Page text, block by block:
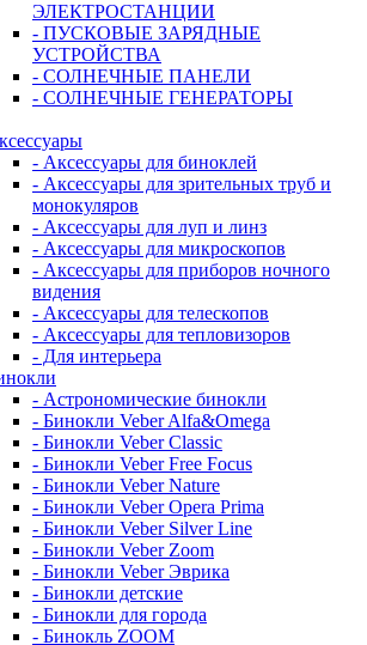
ЭЛЕКТРОСТАНЦИИ
- ПУСКОВЫЕ ЗАРЯДНЫЕ
УСТРОЙСТВА
- СОЛНЕЧНЫЕ ПАНЕЛИ
- СОЛНЕЧНЫЕ ГЕНЕРАТОРЫ
- Аксессуары для биноклей
- Аксессуары для зрительных труб и
монокуляров
- Аксессуары для луп и линз
- Аксессуары для микроскопов
- Аксессуары для приборов ночного
видения
- Аксессуары для телескопов
- Аксессуары для тепловизоров
- Для интерьера
- Астрономические бинокли
- Бинокли Veber Alfa&Omega
- Бинокли Veber Classic
- Бинокли Veber Free Focus
- Бинокли Veber Nature
- Бинокли Veber Opera Prima
- Бинокли Veber Silver Line
- Бинокли Veber Zoom
- Бинокли Veber Эврика
- Бинокли детские
- Бинокли для города
- Бинокль ZOOM